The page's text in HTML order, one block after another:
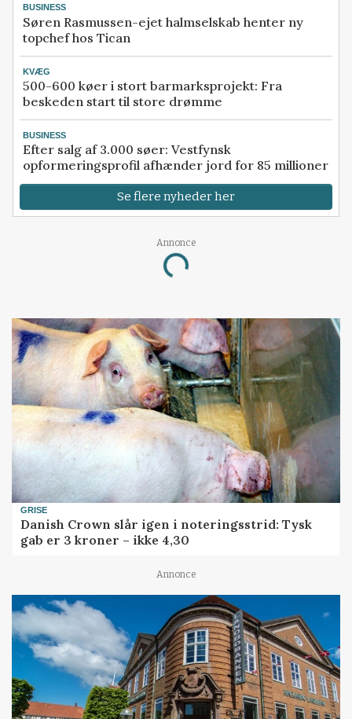
BUSINESS
Søren Rasmussen-ejet halmselskab henter ny
topchef hos Tican
KVÆG
500-600 køer i stort barmarksprojekt: Fra
beskeden start til store drømme
BUSINESS
Efter salg af 3.000 søer: Vestfynsk
opformeringsprofil afhænder jord for 85 millioner
Se flere nyheder her
Annonce
Loading...
GRISE
Danish Crown slår igen i noteringsstrid: Tysk
gab er 3 kroner – ikke 4,30
Annonce